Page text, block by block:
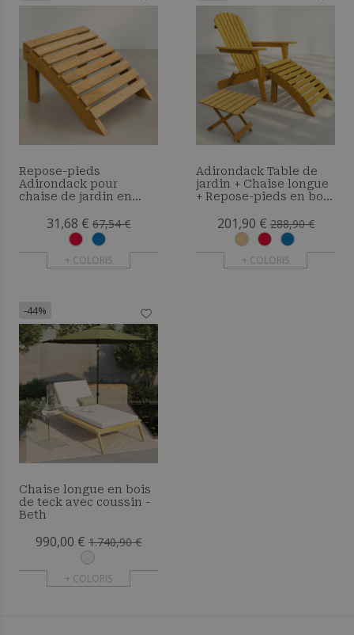
Repose-pieds
Adirondack pour
chaise de jardin en
31,68 € 67,54 €
+ COLORIS
Adirondack Table de
jardin + Chaise longue
+ Repose-pieds en bois
201,90 € 288,90 €
+ COLORIS
-44%
Chaise longue en bois
de teck avec coussin -
Beth
990,00 € 1.740,90 €
+ COLORIS